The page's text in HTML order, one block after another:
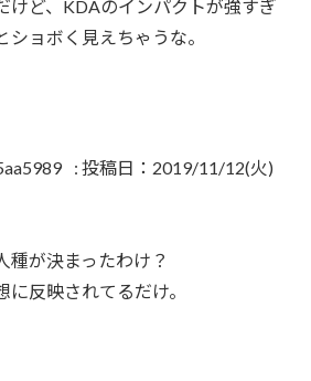
けど、KDAのインパクトが強すぎ
ョボく見えちゃうな。
: 投稿日：2019/11/12(火)
種が決まったわけ？
反映されてるだけ。